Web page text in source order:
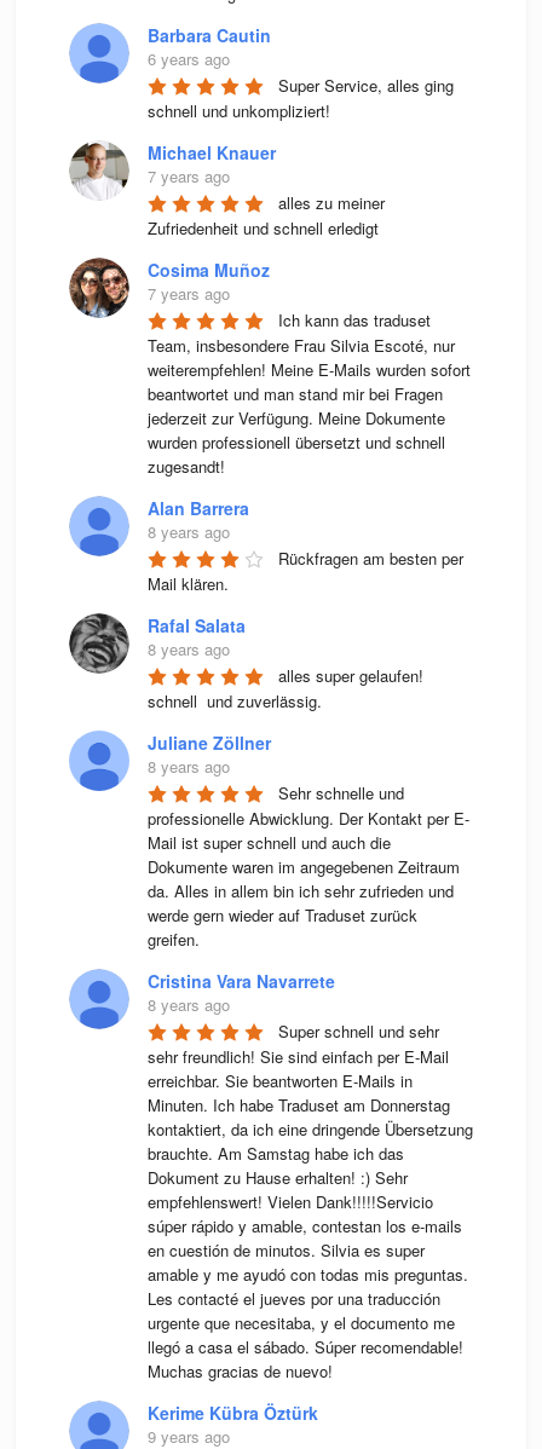
Barbara Cautin
6 years ago
Super Service, alles ging
schnell und unkompliziert!
Michael Knauer
7 years ago
alles zu meiner
Zufriedenheit und schnell erledigt
Cosima Muñoz
7 years ago
Ich kann das traduset
Team, insbesondere Frau Silvia Escoté, nur
weiterempfehlen! Meine E-Mails wurden sofort
beantwortet und man stand mir bei Fragen
jederzeit zur Verfügung. Meine Dokumente
wurden professionell übersetzt und schnell
zugesandt!
Alan Barrera
8 years ago
Rückfragen am besten per
Mail klären.
Rafal Salata
8 years ago
alles super gelaufen!
schnell  und zuverlässig.
Juliane Zöllner
8 years ago
Sehr schnelle und
professionelle Abwicklung. Der Kontakt per E-
Mail ist super schnell und auch die
Dokumente waren im angegebenen Zeitraum
da. Alles in allem bin ich sehr zufrieden und
werde gern wieder auf Traduset zurück
greifen.
Cristina Vara Navarrete
8 years ago
Super schnell und sehr
sehr freundlich! Sie sind einfach per E-Mail
erreichbar. Sie beantworten E-Mails in
Minuten. Ich habe Traduset am Donnerstag
kontaktiert, da ich eine dringende Übersetzung
brauchte. Am Samstag habe ich das
Dokument zu Hause erhalten! :) Sehr
empfehlenswert! Vielen Dank!!!!!Servicio
súper rápido y amable, contestan los e-mails
en cuestión de minutos. Silvia es super
amable y me ayudó con todas mis preguntas.
Les contacté el jueves por una traducción
urgente que necesitaba, y el documento me
llegó a casa el sábado. Súper recomendable!
Muchas gracias de nuevo!
Kerime Kübra Öztürk
9 years ago